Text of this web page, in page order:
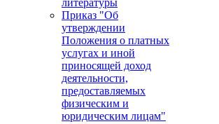
Приказ "Об
утверждении
Положения о платных
услугах и иной
приносящей доход
деятельности,
предоставляемых
физическим и
юридическим лицам"